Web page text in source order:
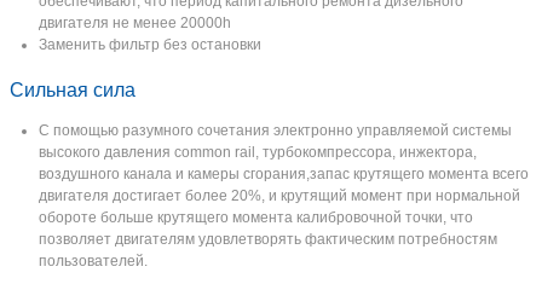
двигателя не менее 20000h
Заменить фильтр без остановки
Сильная сила
С помощью разумного сочетания электронно управляемой системы
высокого давления common rail, турбокомпрессора, инжектора,
воздушного канала и камеры сгорания,запас крутящего момента всего
двигателя достигает более 20%, и крутящий момент при нормальной
обороте больше крутящего момента калибровочной точки, что
позволяет двигателям удовлетворять фактическим потребностям
пользователей.